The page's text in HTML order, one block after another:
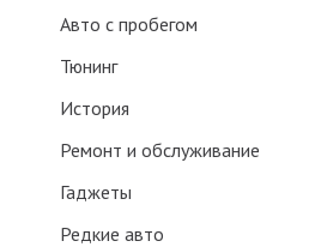
Авто с пробегом
Тюнинг
История
Ремонт и обслуживание
Гаджеты
Редкие авто